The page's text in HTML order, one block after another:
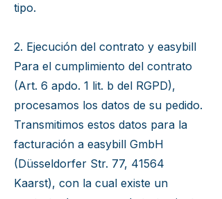
tipo.
2. Ejecución del contrato y easybill
Para el cumplimiento del contrato
(Art. 6 apdo. 1 lit. b del RGPD),
procesamos los datos de su pedido.
Transmitimos estos datos para la
facturación a easybill GmbH
(Düsseldorfer Str. 77, 41564
Kaarst), con la cual existe un